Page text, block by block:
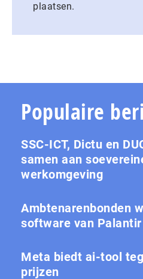
plaatsen.
Populaire
SSC-ICT, Dictu en
samen aan
werkomgeving
Ambtenarenbonden
software van Palantir
Meta biedt ai-tool
prijzen